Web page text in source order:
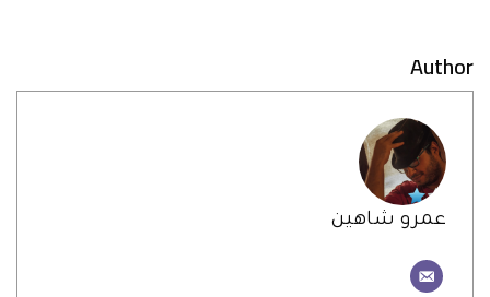
Author
عمرو شاهين